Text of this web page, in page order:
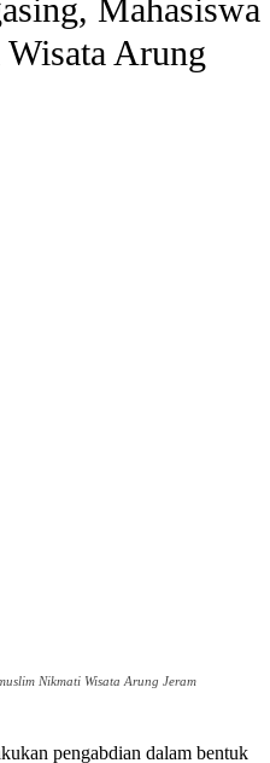
Mahasiswa
Arung
Nikmati Wisata Arung Jeram
pengabdian dalam bentuk